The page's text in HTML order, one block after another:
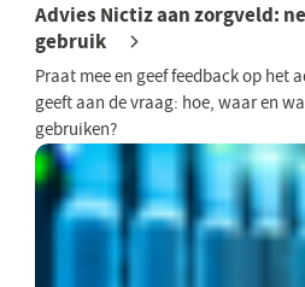
Advies Nictiz aan zorgveld:
gebruik
Praat mee en geef feedback op het
geeft aan de vraag: hoe, waar en
gebruiken?